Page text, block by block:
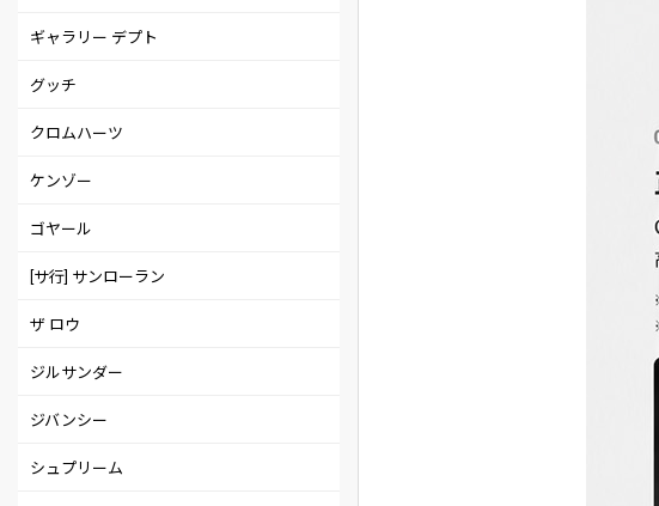
ギャラリー デプト
グッチ
クロムハーツ
ケンゾー
ゴヤール
[サ行] サンローラン
ザ ロウ
ジルサンダー
ジバンシー
シュプリーム